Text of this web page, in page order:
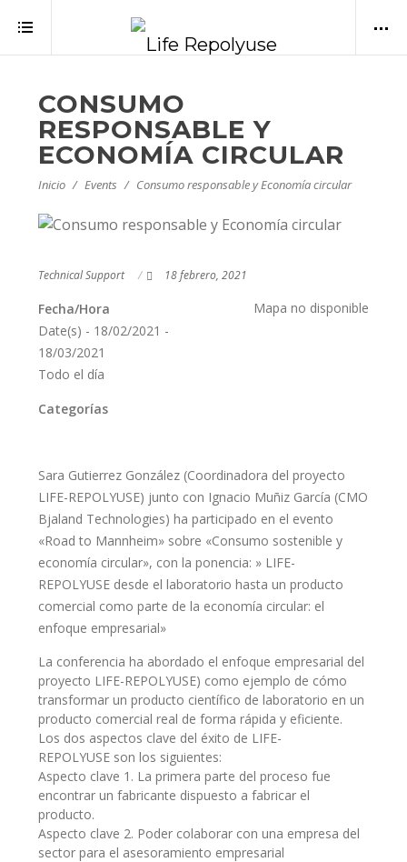
CONSUMO
RESPONSABLE Y
ECONOMÍA CIRCULAR
Inicio Events Consumo responsable y Economía circular
Technical Support 18 febrero, 2021
Mapa no disponible
Fecha/Hora
Date(s) - 18/02/2021 -
18/03/2021
Todo el día
Categorías
Sara Gutierrez González (Coordinadora del proyecto
LIFE-REPOLYUSE) junto con Ignacio Muñiz García (CMO
Bjaland Technologies) ha participado en el evento
«Road to Mannheim» sobre «Consumo sostenible y
economía circular», con la ponencia: » LIFE-
REPOLYUSE desde el laboratorio hasta un producto
comercial como parte de la economía circular: el
enfoque empresarial»
La conferencia ha abordado el enfoque empresarial del
proyecto LIFE-REPOLYUSE) como ejemplo de cómo
transformar un producto científico de laboratorio en un
producto comercial real de forma rápida y eficiente.
Los dos aspectos clave del éxito de LIFE-
REPOLYUSE son los siguientes:
Aspecto clave 1. La primera parte del proceso fue
encontrar un fabricante dispuesto a fabricar el
producto.
Aspecto clave 2. Poder colaborar con una empresa del
sector para el asesoramiento empresarial